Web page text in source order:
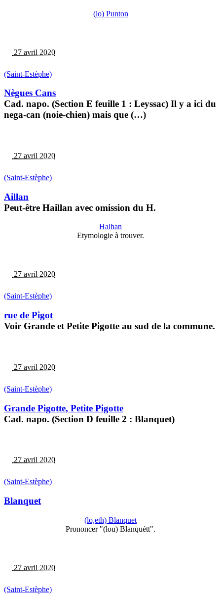
(lo) Punton
27 avril 2020
(Saint-Estèphe)
Nègues Cans
Cad. napo. (Section E feuille 1 : Leyssac) Il y a ici du
nega-can (noie-chien) mais que (…)
27 avril 2020
(Saint-Estèphe)
Aillan
Peut-être Haillan avec omission du H.
Halhan
Etymologie à trouver.
27 avril 2020
(Saint-Estèphe)
rue de Pigot
Voir Grande et Petite Pigotte au sud de la commune.
27 avril 2020
(Saint-Estèphe)
Grande Pigotte, Petite Pigotte
Cad. napo. (Section D feuille 2 : Blanquet)
27 avril 2020
(Saint-Estèphe)
Blanquet
(lo,eth) Blanquet
Prononcer "(lou) Blanquétt".
27 avril 2020
(Saint-Estèphe)